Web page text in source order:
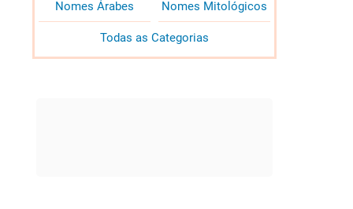
Nomes Árabes Nomes Mitológicos
Todas as Categorias